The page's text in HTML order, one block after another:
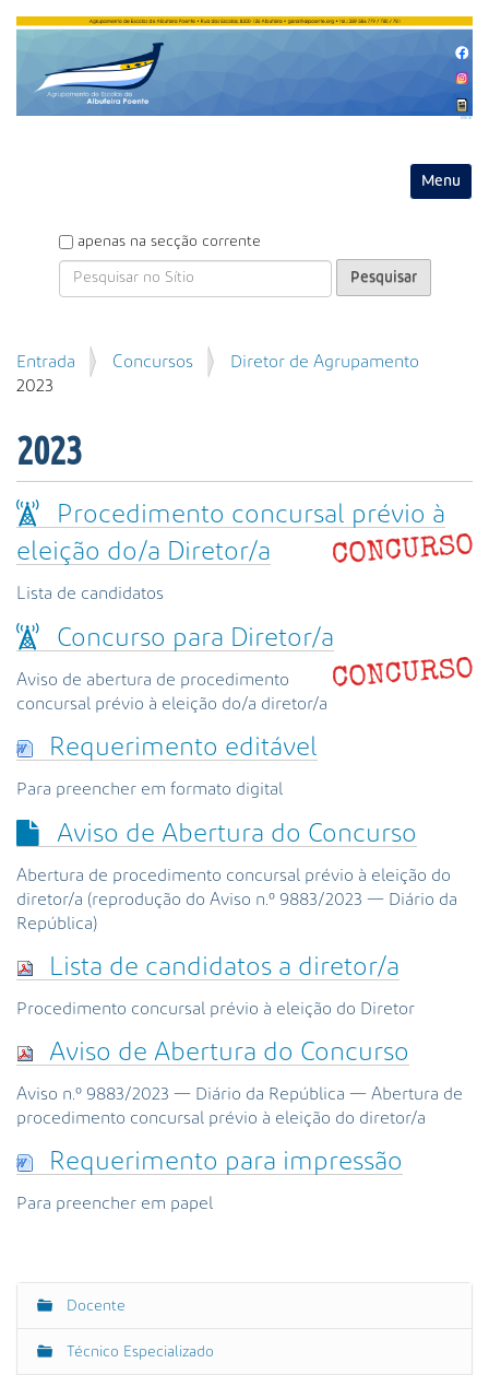
Toggle
P
e
i
r
apenas na secção corrente
P
e
u
s
a
A
v
ç
d
a
…
Entrada Concursos
Diretor de Agrupamento
2023
2023
Procedimento concursal prévio à
eleição do/a Diretor/a
Lista de candidatos
Concurso para Diretor/a
Aviso de abertura de procedimento
concursal prévio à eleição do/a diretor/a
Requerimento editável
Para preencher em formato digital
Aviso de Abertura do Concurso
Abertura de procedimento concursal prévio à eleição do
diretor/a (reprodução do Aviso n.º 9883/2023 — Diário da
República)
Lista de candidatos a diretor/a
Procedimento concursal prévio à eleição do Diretor
Aviso de Abertura do Concurso
Aviso n.º 9883/2023 — Diário da República — Abertura de
procedimento concursal prévio à eleição do diretor/a
Requerimento para impressão
Para preencher em papel
N
Docente
Técnico Especializado